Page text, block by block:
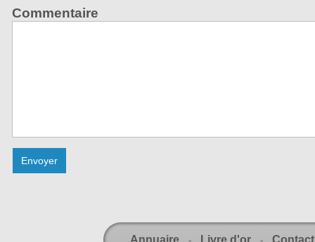
Commentaire
Annuaire Livre d'or Contact